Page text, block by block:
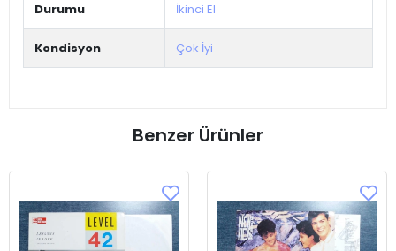
Durumu İkinci El
Kondisyon Çok İyi
Benzer Ürünler